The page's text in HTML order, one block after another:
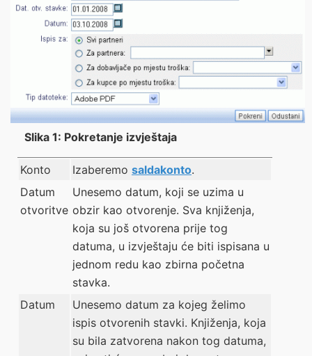
Slika 1: Pokretanje izvještaja
Konto Izaberemo saldakonto.
Datum
otvoritve
Unesemo datum, koji se uzima u
obzir kao otvorenje. Sva knjiženja,
koja su još otvorena prije tog
datuma, u izvještaju će biti ispisana u
jednom redu kao zbirna početna
stavka.
Datum
Unesemo datum za kojeg želimo
ispis otvorenih stavki. Knjiženja, koja
su bila zatvorena nakon tog datuma,